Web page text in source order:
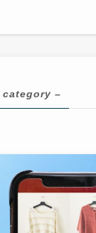
category –